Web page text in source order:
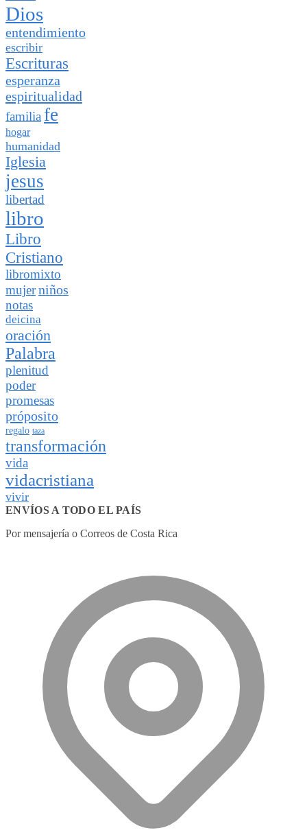
Dios
entendimiento
escribir
Escrituras
esperanza
espiritualidad
familia fe
hogar
humanidad
Iglesia
jesus
libertad
libro
Libro
Cristiano
libromixto
mujerniños
notas
deicina
oración
Palabra
plenitud
poder
promesas
próposito
regalo taza
transformación
vida
vidacristiana
vivir
ENVÍOS A TODO EL PAÍS
Por mensajería o Correos de Costa Rica